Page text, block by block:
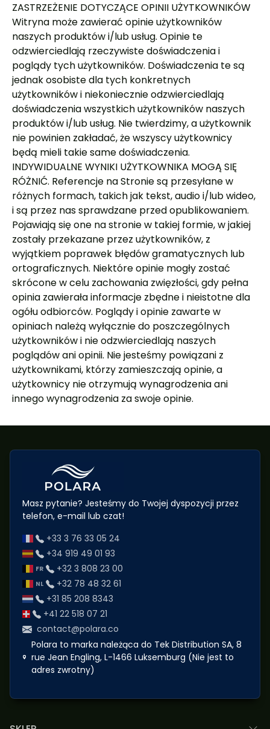
ZASTRZEŻENIE DOTYCZĄCE OPINII UŻYTKOWNIKÓW
Witryna może zawierać opinie użytkowników
naszych produktów i/lub usług. Opinie te
odzwierciedlają rzeczywiste doświadczenia i
poglądy tych użytkowników. Doświadczenia te są
jednak osobiste dla tych konkretnych
użytkowników i niekoniecznie odzwierciedlają
doświadczenia wszystkich użytkowników naszych
produktów i/lub usług. Nie twierdzimy, a użytkownik
nie powinien zakładać, że wszyscy użytkownicy
będą mieli takie same doświadczenia.
INDYWIDUALNE WYNIKI UŻYTKOWNIKA MOGĄ SIĘ
RÓŻNIĆ. Referencje na Stronie są przesyłane w
różnych formach, takich jak tekst, audio i/lub wideo,
i są przez nas sprawdzane przed opublikowaniem.
Pojawiają się one na stronie w takiej formie, w jakiej
zostały przekazane przez użytkowników, z
wyjątkiem poprawek błędów gramatycznych lub
ortograficznych. Niektóre opinie mogły zostać
skrócone w celu zachowania zwięzłości, gdy pełna
opinia zawierała informacje zbędne i nieistotne dla
ogółu odbiorców. Poglądy i opinie zawarte w
opiniach należą wyłącznie do poszczególnych
użytkowników i nie odzwierciedlają naszych
poglądów ani opinii. Nie jesteśmy powiązani z
użytkownikami, którzy zamieszczają opinie, a
użytkownicy nie otrzymują wynagrodzenia ani
innego wynagrodzenia za swoje opinie.
Masz pytanie? Jesteśmy do Twojej dyspozycji przez
telefon, e-mail lub czat!
+33 3 76 33 05 24
+34 919 49 01 93
+32 3 808 23 00
+32 78 48 32 61
+31 85 208 8343
+41 22 518 07 21
contact@polara.co
Polara to marka należąca do Tek Distribution SA, 8
rue Jean Engling, L-1466 Luksemburg (Nie jest to
adres zwrotny)